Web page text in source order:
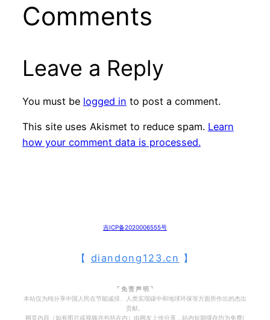
Comments
Leave a Reply
You must be logged in to post a comment.
This site uses Akismet to reduce spam. Learn
how your comment data is processed.
吉ICP备2020006555号
【 diandong123.cn 】
⌜ 免 责 声 明 ⌝
本站仅为纯分享中国人民在节能减排、人类实现碳中和地球环保等方面所作出的杰出
贡献。
网页内容（如有图片或视频亦包括在内）由网友上传分享，站内短期缓存均为免费/